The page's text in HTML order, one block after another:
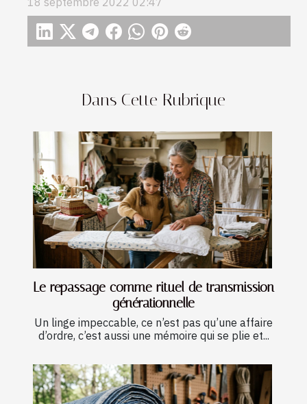
Dans Cette Rubrique
Le repassage comme rituel de transmission
générationnelle
Un linge impeccable, ce n’est pas qu’une affaire
d’ordre, c’est aussi une mémoire qui se plie et...